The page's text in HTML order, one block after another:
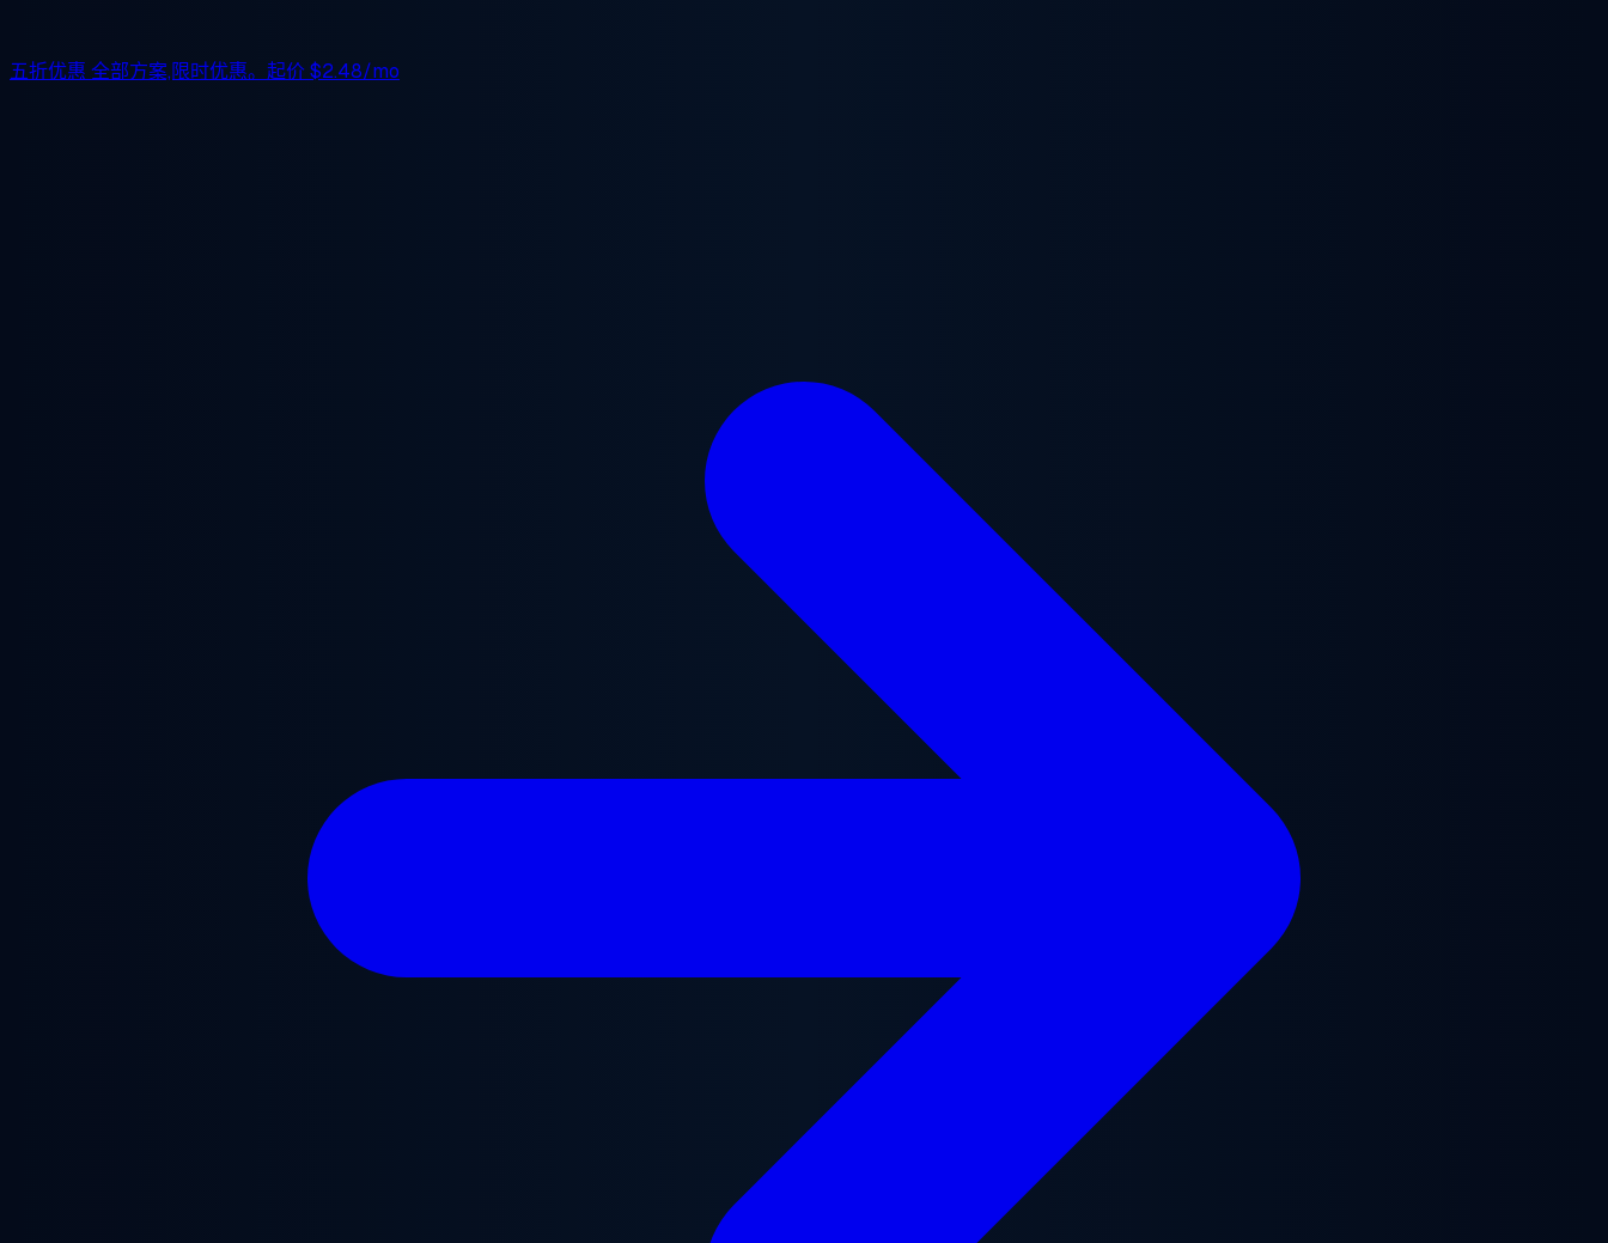
五折优惠 全部方案,限时优惠。起价$2.48/mo